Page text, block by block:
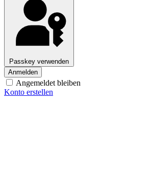
Passkey verwenden
Anmelden
Angemeldet bleiben
Konto erstellen